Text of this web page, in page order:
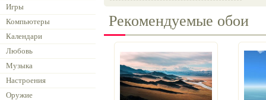
Игры
Компьютеры
Календари
Любовь
Музыка
Настроения
Оружие
Рекомендуемые обои